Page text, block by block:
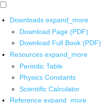
Downloads expand_more
Download Page (PDF)
Download Full Book (PDF)
Resources expand_more
Periodic Table
Physics Constants
Scientific Calculator
Reference expand_more